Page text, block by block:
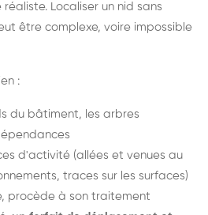
Localiser un nid sans
être complexe, voire impossible
:
du bâtiment, les arbres
d'activité (allées et venues au
traces sur les surfaces)
procède à son traitement